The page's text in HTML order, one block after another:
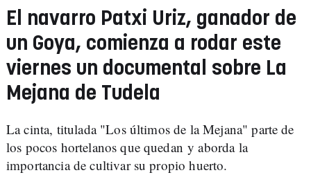
El navarro Patxi Uriz, ganador de
un Goya, comienza a rodar este
viernes un documental sobre La
Mejana de Tudela
La cinta, titulada "Los últimos de la Mejana" parte de
los pocos hortelanos que quedan y aborda la
importancia de cultivar su propio huerto.